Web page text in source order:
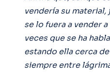
vendería su material,
se lo fuera a vender
veces que se ha
estando ella cerca
siempre entre